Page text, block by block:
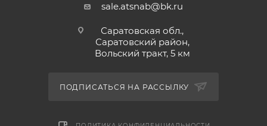
sale.atsnab@bk.ru
Саратовская обл.,
Саратовский район,
Вольский тракт, 5 км
ПОДПИСАТЬСЯ НА РАССЫЛКУ